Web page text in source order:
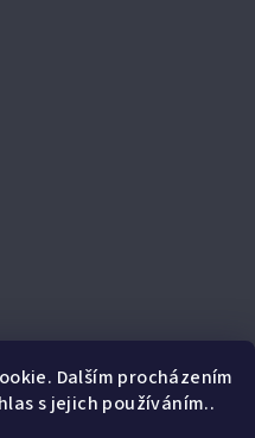
Dalším procházením
s jejich používáním..